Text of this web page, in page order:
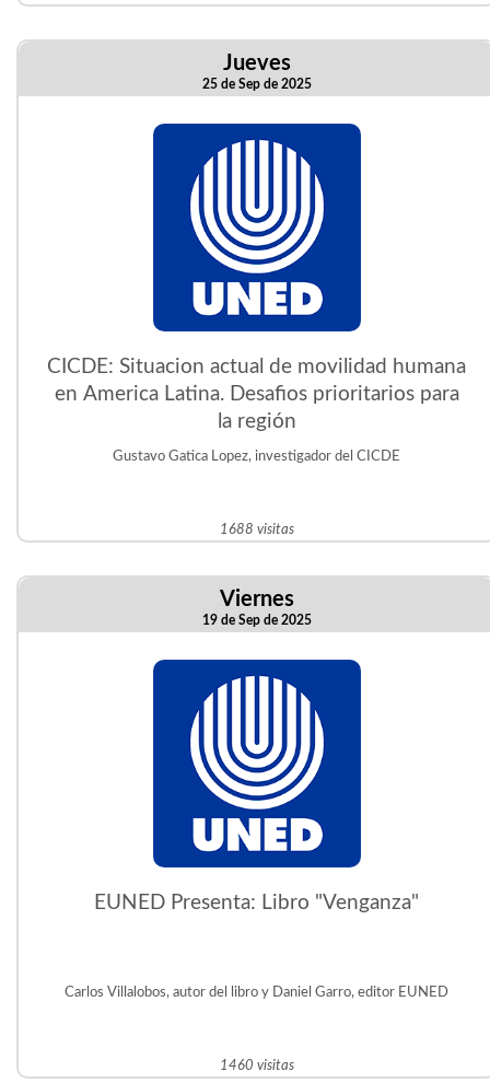
Jueves
25 de Sep de 2025
CICDE: Situacion actual de movilidad humana
en America Latina. Desafios prioritarios para
la región
Gustavo Gatica Lopez, investigador del CICDE
1688 visitas
Viernes
19 de Sep de 2025
EUNED Presenta: Libro "Venganza"
Carlos Villalobos, autor del libro y Daniel Garro, editor EUNED
1460 visitas